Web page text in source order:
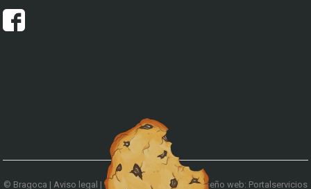
© Bragoca | Aviso legal | Política de privacidad|Diseño web: Portalservicios